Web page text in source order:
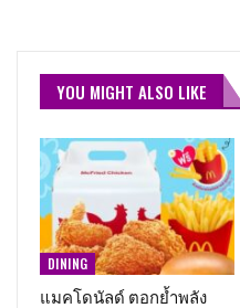
YOU MIGHT ALSO LIKE
DINING
แมคโดนัลด์ ตอกย้ำพลัง